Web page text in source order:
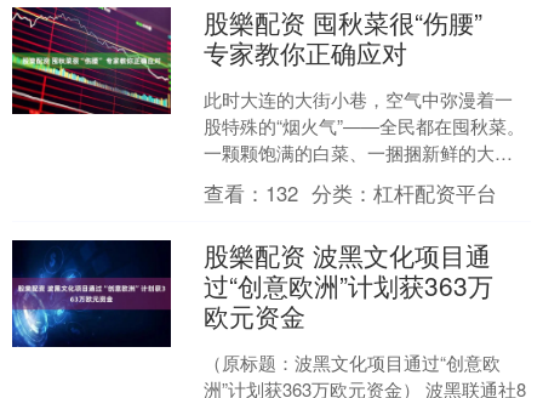
股樂配资 囤秋菜很“伤腰”
专家教你正确应对
此时大连的大街小巷，空气中弥漫着一
股特殊的“烟火气”——全民都在囤秋菜。
一颗颗饱满的白菜、一捆捆新鲜的大
葱，承载着老一辈人对生活的热爱与情
怀。但这份热闹背后，却....
查看： 132 分类：杠杆配资平台
股樂配资 波黑文化项目通
过“创意欧洲”计划获363万
欧元资金
（原标题：波黑文化项目通过“创意欧
洲”计划获363万欧元资金） 波黑联通社8